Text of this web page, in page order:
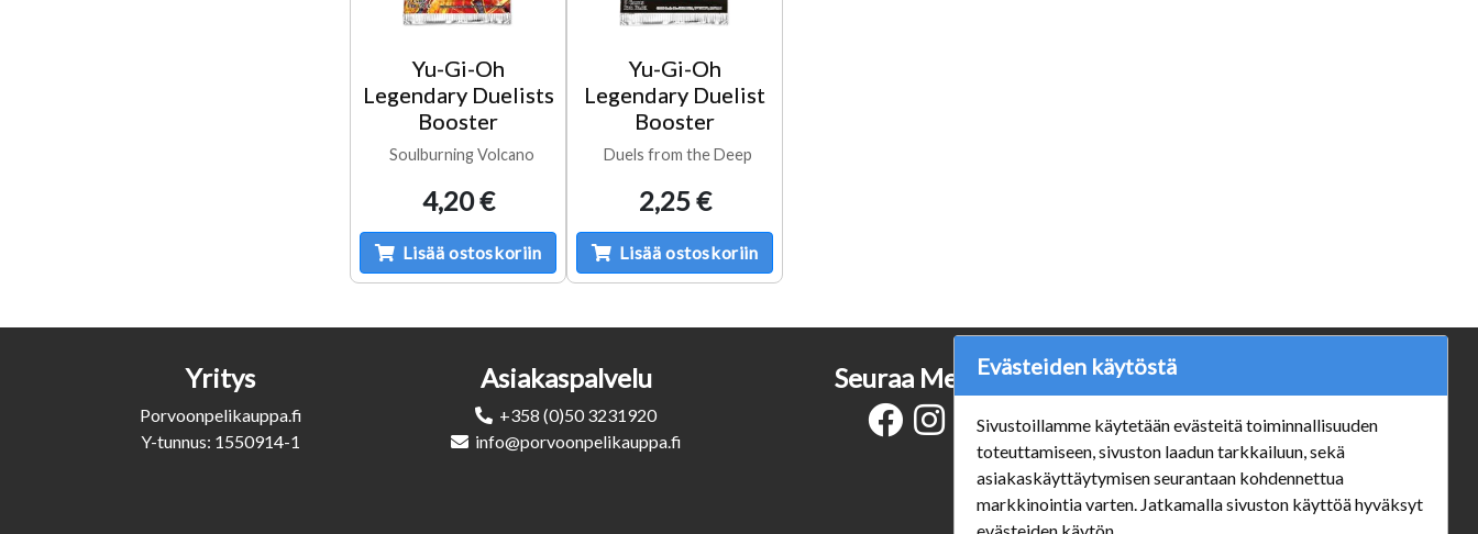
Yu-Gi-Oh
Legendary Duelists
Booster
Soulburning Volcano
4,20 €
Lisää ostoskoriin
Yu-Gi-Oh
Legendary Duelist
Booster
Duels from the Deep
2,25 €
Lisää ostoskoriin
Yritys
Porvoonpelikauppa.fi
Y-tunnus: 1550914-1
Asiakaspalvelu
+358 (0)50 3231920
info@porvoonpelikauppa.fi
Verkkokauppa
Tilaus- ja toimitusehdot
Mannerheiminkatu 10 Aukioloajat:
Seuraa MeitäEvästeiden käytöstä
Sivustoillamme käytetään evästeitä toiminnallisuuden
toteuttamiseen, sivuston laadun tarkkailuun, sekä
asiakaskäyttäytymisen seurantaan kohdennettua
markkinointia varten. Jatkamalla sivuston käyttöä hyväksyt